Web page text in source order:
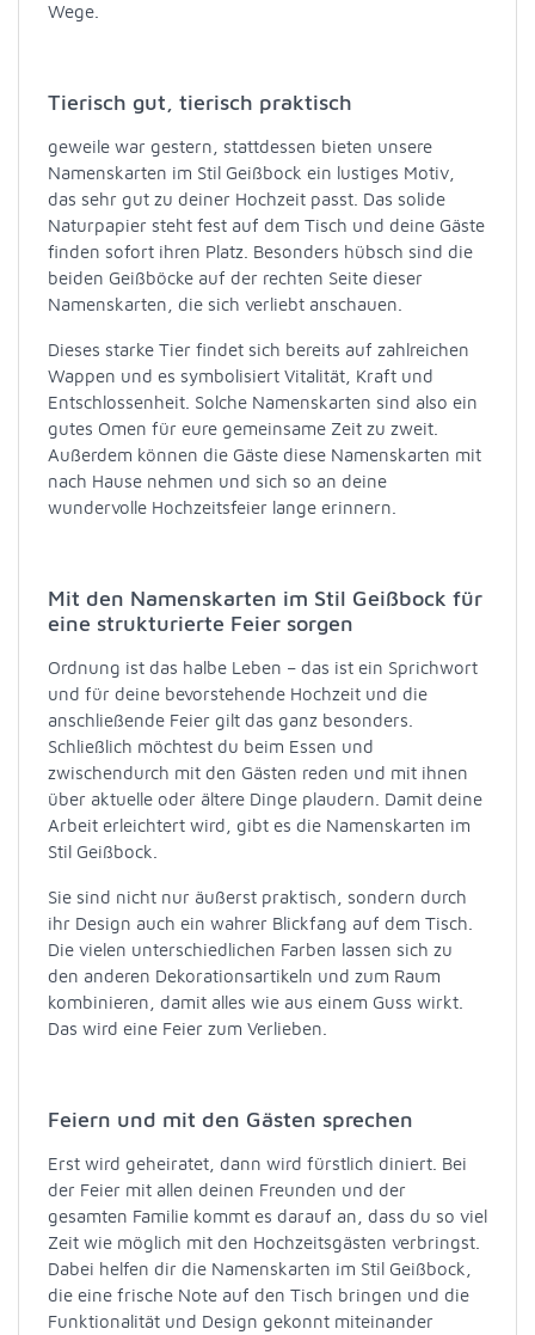
Wege.
Tierisch gut, tierisch praktisch
geweile war gestern, stattdessen bieten unsere
Namenskarten im Stil Geißbock ein lustiges Motiv,
das sehr gut zu deiner Hochzeit passt. Das solide
Naturpapier steht fest auf dem Tisch und deine Gäste
finden sofort ihren Platz. Besonders hübsch sind die
beiden Geißböcke auf der rechten Seite dieser
Namenskarten, die sich verliebt anschauen.
Dieses starke Tier findet sich bereits auf zahlreichen
Wappen und es symbolisiert Vitalität, Kraft und
Entschlossenheit. Solche Namenskarten sind also ein
gutes Omen für eure gemeinsame Zeit zu zweit.
Außerdem können die Gäste diese Namenskarten mit
nach Hause nehmen und sich so an deine
wundervolle Hochzeitsfeier lange erinnern.
Mit den Namenskarten im Stil Geißbock für
eine strukturierte Feier sorgen
Ordnung ist das halbe Leben – das ist ein Sprichwort
und für deine bevorstehende Hochzeit und die
anschließende Feier gilt das ganz besonders.
Schließlich möchtest du beim Essen und
zwischendurch mit den Gästen reden und mit ihnen
über aktuelle oder ältere Dinge plaudern. Damit deine
Arbeit erleichtert wird, gibt es die Namenskarten im
Stil Geißbock.
Sie sind nicht nur äußerst praktisch, sondern durch
ihr Design auch ein wahrer Blickfang auf dem Tisch.
Die vielen unterschiedlichen Farben lassen sich zu
den anderen Dekorationsartikeln und zum Raum
kombinieren, damit alles wie aus einem Guss wirkt.
Das wird eine Feier zum Verlieben.
Feiern und mit den Gästen sprechen
Erst wird geheiratet, dann wird fürstlich diniert. Bei
der Feier mit allen deinen Freunden und der
gesamten Familie kommt es darauf an, dass du so viel
Zeit wie möglich mit den Hochzeitsgästen verbringst.
Dabei helfen dir die Namenskarten im Stil Geißbock,
die eine frische Note auf den Tisch bringen und die
Funktionalität und Design gekonnt miteinander